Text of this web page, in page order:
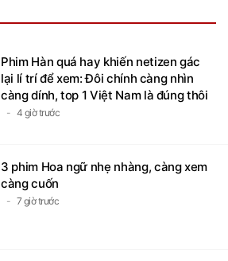
Phim Hàn quá hay khiến netizen gác
lại lí trí để xem: Đôi chính càng nhìn
càng dính, top 1 Việt Nam là đúng thôi
4 giờ trước
3 phim Hoa ngữ nhẹ nhàng, càng xem
càng cuốn
7 giờ trước